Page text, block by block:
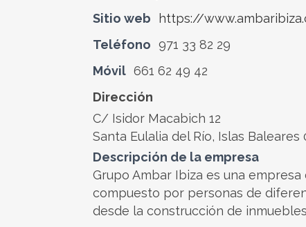
Sitio web
https://
Teléfono 971 33 82 29
Móvil 661 62 49 42
Dirección
C/ Isidor Macabich 12
Santa Eulalia del Río, Islas Baleares
Descripción de la empresa
Grupo Ambar Ibiza es una
compuesto por personas de
desde la construcción de